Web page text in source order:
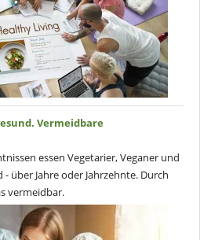
Vermeidbare
essen Vegetarier, Veganer und
über Jahre oder Jahrzehnte. Durch
vermeidbar.